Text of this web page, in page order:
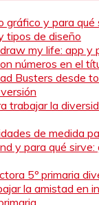
gráfico y para qué
tipos de diseño
my life: app y
números en el
Busters desde
trabajar la
de medida
y para qué sirve:
5º primaria
la amistad en